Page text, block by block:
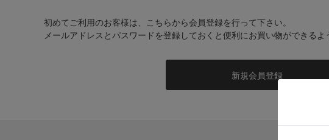
初めてご利用のお客様は、こちらから会員登録を行って下さい。
メールアドレスとパスワードを登録しておくと便利にお買い物ができるよ